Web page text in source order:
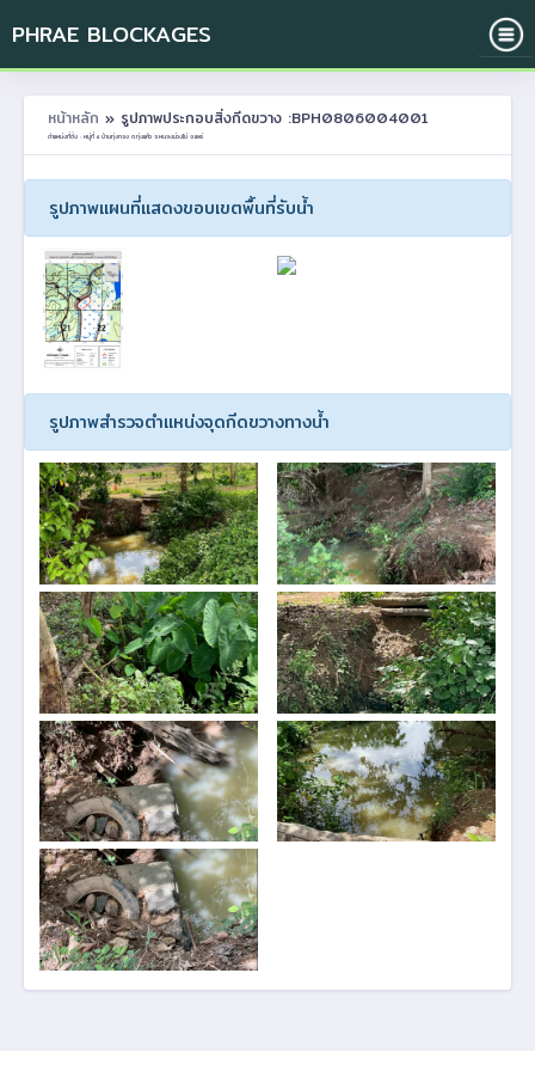
PHRAE BLOCKAGES
หน้าหลัก » รูปภาพประกอบสิ่งกีดขวาง :BPH0806004001
ตำแหน่งที่ตั้ง : หมู่ที่ 4 บ้านทุ่งทอง ต.ทุ่งแค้ว อ.หนองม่วงไข่ จ.แพร่
รูปภาพแผนที่แสดงขอบเขตพื้นที่รับน้ำ
รูปภาพสำรวจตำแหน่งจุดกีดขวางทางน้ำ